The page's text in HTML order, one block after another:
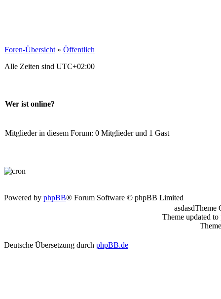
Foren-Übersicht » Öffentlich
Alle Zeiten sind UTC+02:00
Wer ist online?
Mitglieder in diesem Forum: 0 Mitglieder und 1 Gast
Powered by phpBB® Forum Software © phpBB Limited
asdasdTheme
Theme updated
Deutsche Übersetzung durch phpBB.de